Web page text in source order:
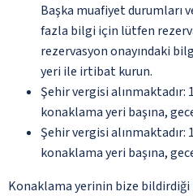
Başka muafiyet durumları
fazla bilgi için lütfen
rezervasyon onayındaki
yeri ile irtibat kurun.
Şehir vergisi alınmaktadır:
konaklama yeri başına,
Şehir vergisi alınmaktadır:
konaklama yeri başına,
Konaklama yerinin bize